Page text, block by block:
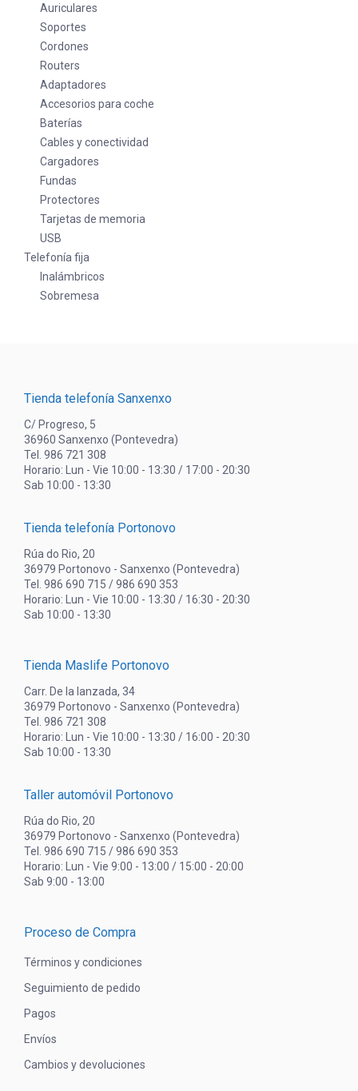
Auriculares
Soportes
Cordones
Routers
Adaptadores
Accesorios para coche
Baterías
Cables y conectividad
Cargadores
Fundas
Protectores
Tarjetas de memoria
USB
Telefonía fija
Inalámbricos
Sobremesa
Tienda telefonía Sanxenxo
C/ Progreso, 5
36960 Sanxenxo (Pontevedra)
Tel. 986 721 308
Horario: Lun - Vie 10:00 - 13:30 / 17:00 - 20:30
Sab 10:00 - 13:30
Tienda telefonía Portonovo
Rúa do Rio, 20
36979 Portonovo - Sanxenxo (Pontevedra)
Tel. 986 690 715 / 986 690 353
Horario: Lun - Vie 10:00 - 13:30 / 16:30 - 20:30
Sab 10:00 - 13:30
Tienda Maslife Portonovo
Carr. De la lanzada, 34
36979 Portonovo - Sanxenxo (Pontevedra)
Tel. 986 721 308
Horario: Lun - Vie 10:00 - 13:30 / 16:00 - 20:30
Sab 10:00 - 13:30
Taller automóvil Portonovo
Rúa do Rio, 20
36979 Portonovo - Sanxenxo (Pontevedra)
Tel. 986 690 715 / 986 690 353
Horario: Lun - Vie 9:00 - 13:00 / 15:00 - 20:00
Sab 9:00 - 13:00
Proceso de Compra
Términos y condiciones
Seguimiento de pedido
Pagos
Envíos
Cambios y devoluciones